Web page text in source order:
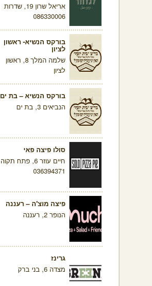
אריאל שרון 19, שדרות
086330006
בורקס הנשיא- ראשון
לציון
שלמה המלך 8, ראשון
לציון
בורקס הנשיא – בת ים
הנביאים 3, בת ים
סולו פיצה פאי
חיים עוזר 6, פתח תקוה
036394371
פיצה מוצ'ה – רעננה
הנופר 2, רעננה
גרינז
מצדה 6, בני ברק